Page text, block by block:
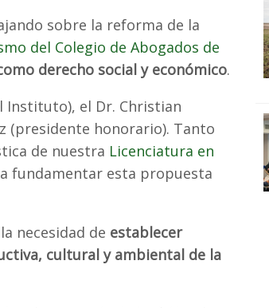
sobre la reforma de la
del Colegio de Abogados de
derecho social y económico.
Instituto), el Dr. Christian
(presidente honorario). Tanto
de nuestra Licenciatura en
fundamentar esta propuesta
necesidad de establecer
cultural y ambiental de la